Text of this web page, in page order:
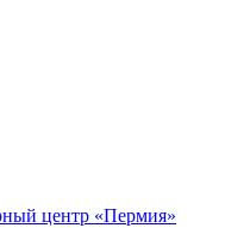
центр «Пермия»